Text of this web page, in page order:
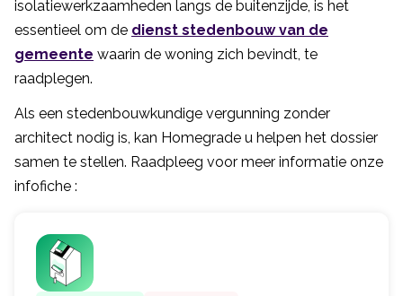
isolatiewerkzaamheden langs de buitenzijde, is het
essentieel om de dienst stedenbouw van de
gemeente waarin de woning zich bevindt, te
raadplegen.
Als een stedenbouwkundige vergunning zonder
architect nodig is, kan Homegrade u helpen het dossier
samen te stellen. Raadpleeg voor meer informatie onze
infofiche :